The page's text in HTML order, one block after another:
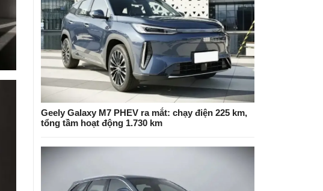
Geely Galaxy M7 PHEV ra mắt: chạy điện 225 km,
tổng tầm hoạt động 1.730 km